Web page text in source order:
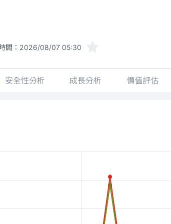
間： 2026/08/07 05:30
安全性分析 成長分析 價值評估